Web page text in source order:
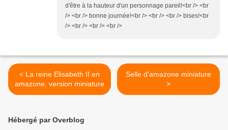
d'être à la hauteur d'un personnage pareil!<br /> <br
/> <br /> bonne journée!<br /> <br /> <br /> bises!<br
/> <br /> <br /> <br />
< La reine Elisabeth II en
amazone, version miniature
Selle d'amazone miniature
>
Hébergé par Overblog